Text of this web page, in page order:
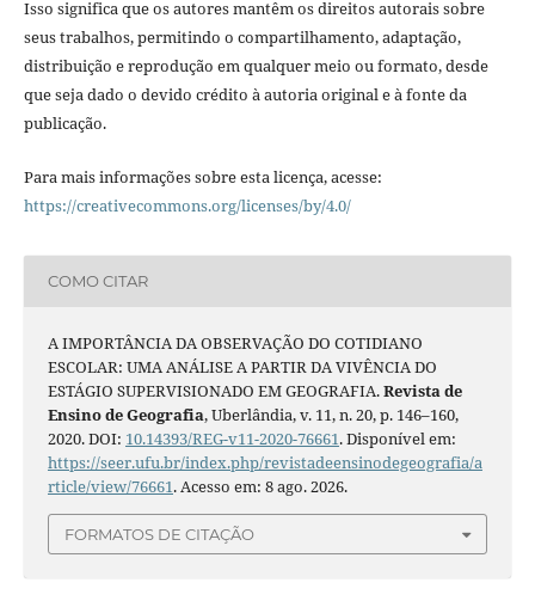
Isso significa que os autores mantêm os direitos autorais sobre
seus trabalhos, permitindo o compartilhamento, adaptação,
distribuição e reprodução em qualquer meio ou formato, desde
que seja dado o devido crédito à autoria original e à fonte da
publicação.
Para mais informações sobre esta licença, acesse:
https://creativecommons.org/licenses/by/4.0/
COMO CITAR
A IMPORTÂNCIA DA OBSERVAÇÃO DO COTIDIANO
ESCOLAR: UMA ANÁLISE A PARTIR DA VIVÊNCIA DO
ESTÁGIO SUPERVISIONADO EM GEOGRAFIA.Revista de
Ensino de Geografia, Uberlândia, v. 11, n. 20, p. 146–160,
2020. DOI: 10.14393/REG-v11-2020-76661. Disponível em:
https://seer.ufu.br/index.php/revistadeensinodegeografia/a
rticle/view/76661. Acesso em: 8 ago. 2026.
FORMATOS DE CITAÇÃO